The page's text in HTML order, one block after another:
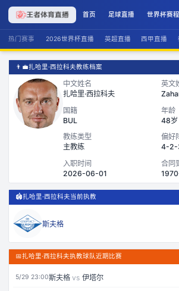
首页 足球直播 世界杯赛程
热门赛事 2026世界杯直播 英超直播 西甲直播
👨‍💼扎哈里·西拉科夫教练档案
中文姓名
扎哈里·西拉科夫
英文
国籍
BUL
年龄
48岁
教练类型
主教练
偏好
4-2-
入职时间
2026-06-01
合同
🏟️扎哈里·西拉科夫当前执教
斯夫格
📅扎哈里·西拉科夫执教球队近期比赛
5/29 23:00斯夫格 vs 伊塔尔